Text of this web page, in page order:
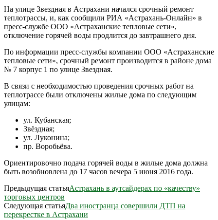
На улице Звездная в Астрахани начался срочный ремонт
теплотрассы, и, как сообщили РИА «Астрахань-Онлайн» в
пресс-службе ООО «Астраханские тепловые сети»,
отключение горячей воды продлится до завтрашнего дня.
По информации пресс-службы компании ООО «Астраханские
тепловые сети», срочный ремонт производится в районе дома
№ 7 корпус 1 по улице Звездная.
В связи с необходимостью проведения срочных работ на
теплотрассе были отключены жилые дома по следующим
улицам:
ул. Кубанская;
Звёздная;
ул. Луконина;
пр. Воробьёва.
Ориентировочно подача горячей воды в жилые дома должна
быть возобновлена до 17 часов вечера 5 июня 2016 года.
Предыдущая статьяАстрахань в аутсайдерах по «качеству»
торговых центров
Следующая статьяДва иностранца совершили ДТП на
перекрестке в Астрахани